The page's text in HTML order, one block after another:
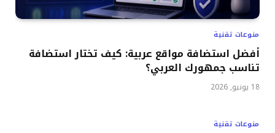
منوعات تقنية
أفضل استضافة مواقع عربية: كيف تختار استضافة
تناسب جمهورك العربي؟
18 يونيو, 2026
منوعات تقنية